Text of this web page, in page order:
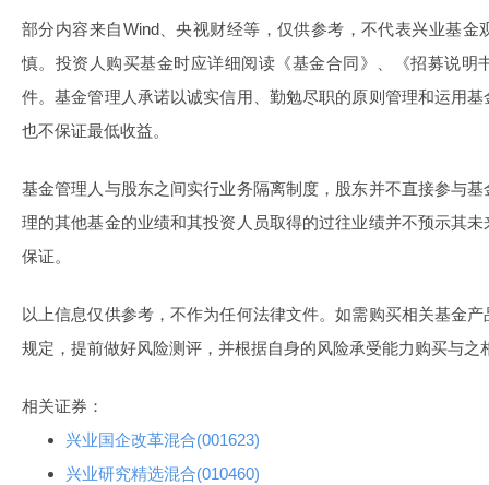
部分内容来自Wind、央视财经等，仅供参考，不代表兴业基金
慎。投资人购买基金时应详细阅读《基金合同》、《招募说明
件。基金管理人承诺以诚实信用、勤勉尽职的原则管理和运用
也不保证最低收益。
基金管理人与股东之间实行业务隔离制度，股东并不直接参与
理的其他基金的业绩和其投资人员取得的过往业绩并不预示其
保证。
以上信息仅供参考，不作为任何法律文件。如需购买相关基金
规定，提前做好风险测评，并根据自身的风险承受能力购买与之
相关证券：
兴业国企改革混合(001623)
兴业研究精选混合(010460)